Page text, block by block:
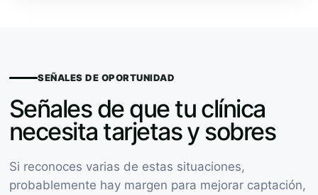
SEÑALES DE OPORTUNIDAD
Señales de que tu clínica
necesita tarjetas y sobres
Si reconoces varias de estas situaciones,
probablemente hay margen para mejorar captación,